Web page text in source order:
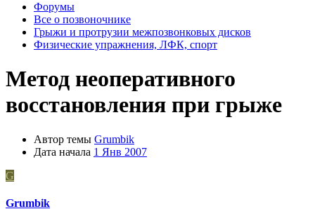
Форумы
Все о позвоночнике
Грыжи и протрузии межпозвонковых дисков
Физические упражнения, ЛФК, спорт
Метод неоперативного
восстановления при грыже
Автор темы Grumbik
Дата начала 1 Янв 2007
G
Grumbik